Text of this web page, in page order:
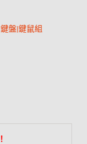
鍵盤|鍵鼠組